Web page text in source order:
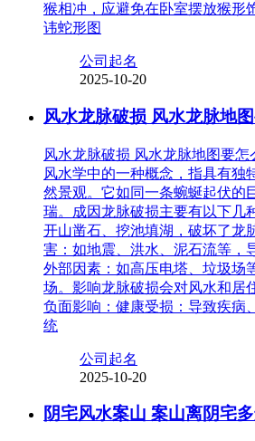
猴相冲，应避免在卧室摆放猴形
讳蛇形图
公司起名
2025-10-20
风水龙脉破损 风水龙脉地
风水龙脉破损 风水龙脉地图要
风水学中的一种概念，指具有独
然景观。它如同一条蜿蜒起伏的
瑞。成因龙脉破损主要有以下几
开山凿石、挖池填湖，破坏了龙
害：如地震、洪水、泥石流等，
外部因素：如高压电塔、垃圾场
场。影响龙脉破损会对风水和居
负面影响：健康受损：导致疾病
统
公司起名
2025-10-20
阴宅风水案山 案山离阴宅